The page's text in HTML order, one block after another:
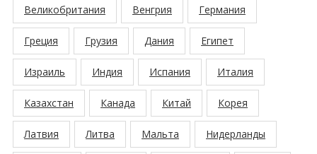
Великобритания Венгрия Германия
Греция Грузия Дания Египет
Израиль Индия Испания Италия
Казахстан Канада Китай Корея
Латвия Литва Мальта Нидерланды